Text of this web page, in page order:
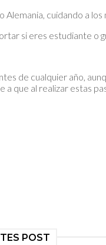
cuidando a
si eres estudiante o
de cualquier año,
a que al realizar estas
POST